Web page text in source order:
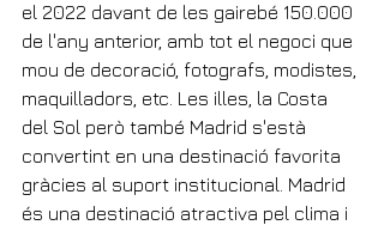
el 2022 davant de les gairebé 150.000
de l'any anterior, amb tot el negoci que
mou de decoració, fotografs, modistes,
maquilladors, etc. Les illes, la Costa
del Sol però també Madrid s'està
convertint en una destinació favorita
gràcies al suport institucional. Madrid
és una destinació atractiva pel clima i